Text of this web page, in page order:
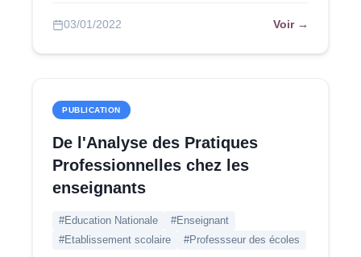
03/01/2022 Voir →
PUBLICATION
De l'Analyse des Pratiques
Professionnelles chez les
enseignants
#Education Nationale
#Enseignant
#Etablissement scolaire
#Professseur des écoles